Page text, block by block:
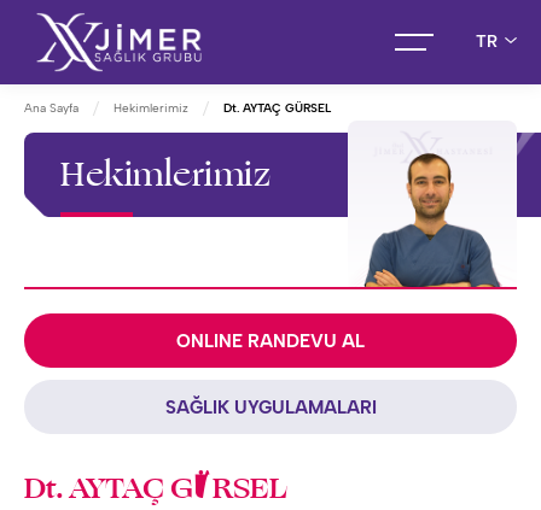
TR
Ana Sayfa Hekimlerimiz Dt. AYTAÇ GÜRSEL
Hekimlerimiz
ONLINE RANDEVU AL
SAĞLIK UYGULAMALARI
Dt. AYTAÇ GÜRSEL